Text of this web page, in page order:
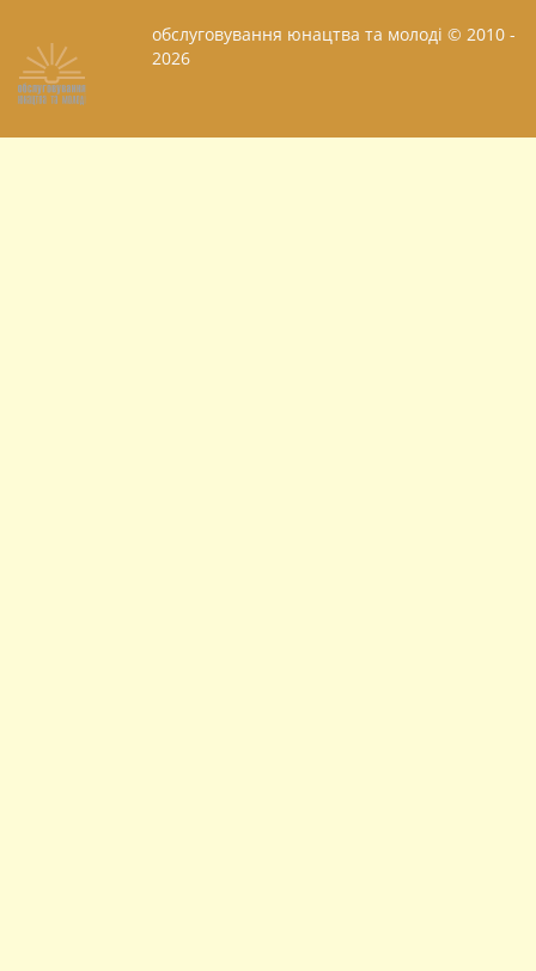
обслуговування юнацтва та молоді © 2010 -
2026